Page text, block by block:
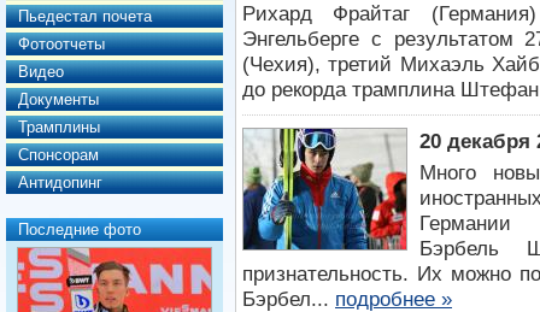
Пьедестал почета
Фотоотчеты
Видео
Документы
Трамплины
Спонсорам
Антидопинг
Последние фото
Рихард Фрайтаг
Энгельберге с результатом
(Чехия), третий Михаэль
до рекорда трамплина
20 декабря
Много
Германии
Бэрбель
признательность. Их можно
Бэрбел... подробнее »